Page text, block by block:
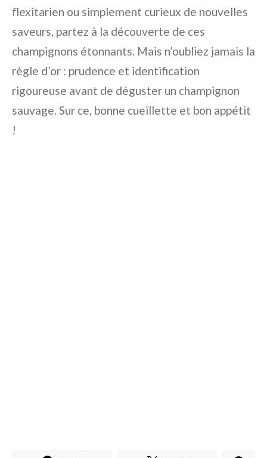
flexitarien ou simplement curieux de nouvelles
saveurs, partez à la découverte de ces
champignons étonnants. Mais n’oubliez jamais la
règle d’or : prudence et identification
rigoureuse avant de déguster un champignon
sauvage. Sur ce, bonne cueillette et bon appétit
!